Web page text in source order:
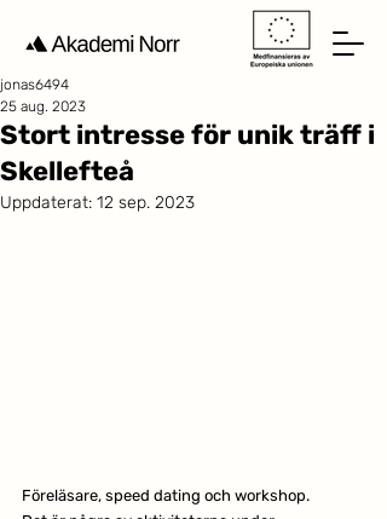
Stort intresse för unik träff i
Skellefteå
jonas6494
25 aug. 2023
Uppdaterat: 12 sep. 2023
Föreläsare, speed dating och workshop.